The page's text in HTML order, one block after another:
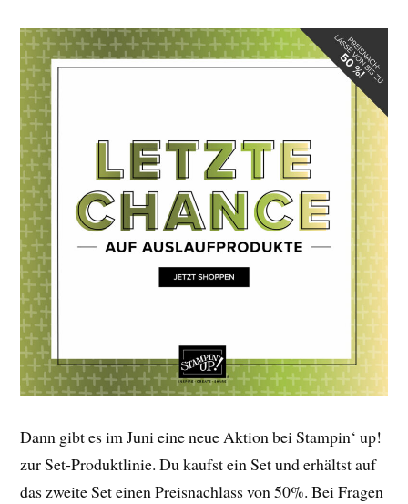
Dann gibt es im Juni eine neue Aktion bei Stampin‘ up!
zur Set-Produktlinie. Du kaufst ein Set und erhältst auf
das zweite Set einen Preisnachlass von 50%. Bei Fragen